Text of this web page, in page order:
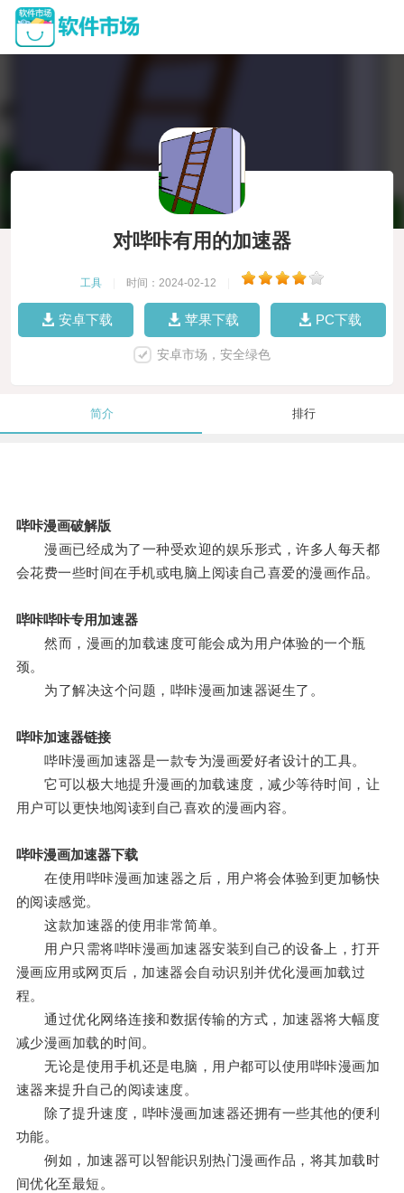
对哔咔有用的加速器
工具 时间：2024-02-12
安卓下载 苹果下载 PC下载
安卓市场，安全绿色
简介 排行
哔咔漫画破解版
漫画已经成为了一种受欢迎的娱乐形式，许多人每天都
会花费一些时间在手机或电脑上阅读自己喜爱的漫画作品。
哔咔哔咔专用加速器
然而，漫画的加载速度可能会成为用户体验的一个瓶
颈。
为了解决这个问题，哔咔漫画加速器诞生了。
哔咔加速器链接
哔咔漫画加速器是一款专为漫画爱好者设计的工具。
它可以极大地提升漫画的加载速度，减少等待时间，让
用户可以更快地阅读到自己喜欢的漫画内容。
哔咔漫画加速器下载
在使用哔咔漫画加速器之后，用户将会体验到更加畅快
的阅读感觉。
这款加速器的使用非常简单。
用户只需将哔咔漫画加速器安装到自己的设备上，打开
漫画应用或网页后，加速器会自动识别并优化漫画加载过
程。
通过优化网络连接和数据传输的方式，加速器将大幅度
减少漫画加载的时间。
无论是使用手机还是电脑，用户都可以使用哔咔漫画加
速器来提升自己的阅读速度。
除了提升速度，哔咔漫画加速器还拥有一些其他的便利
功能。
例如，加速器可以智能识别热门漫画作品，将其加载时
间优化至最短。